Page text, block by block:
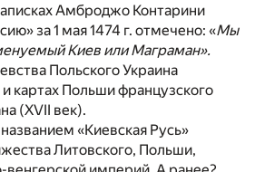
Амброджо Контарини
за 1 мая 1474 г. отмечено: «Мы
Киев или Маграман».
Польского Украина
картах Польши французского
(XVII век).
«Киевская Русь»
Литовского, Польши,